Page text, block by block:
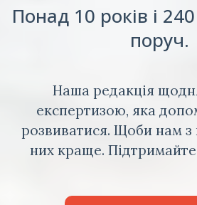
Понад 10 років і
поруч.
Наша редакція
експертизою, яка
розвиватися. Щоби нам
них краще.